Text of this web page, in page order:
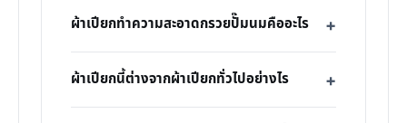
ผ้าเปียกทำความสะอาดกรวยปั๊มนมคืออะไร
ผ้าเปียกนี้ต่างจากผ้าเปียกทั่วไปอย่างไร